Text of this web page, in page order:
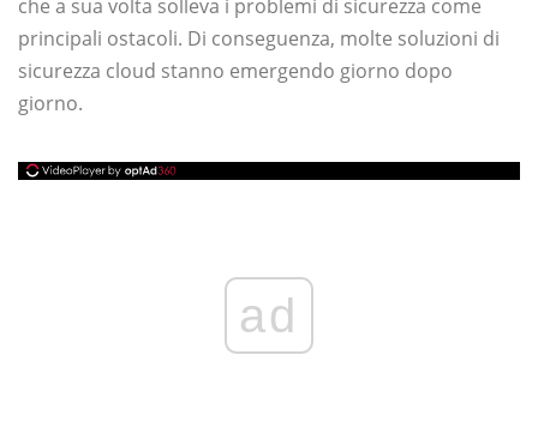
che a sua volta solleva i problemi di sicurezza come
principali ostacoli. Di conseguenza, molte soluzioni di
sicurezza cloud stanno emergendo giorno dopo
giorno.
ad